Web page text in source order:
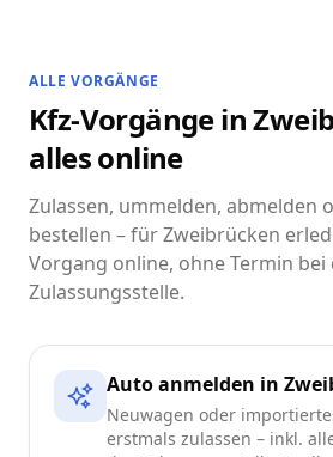
ALLE VORGÄNGE
Kfz-Vorgänge in
alles online
Zulassen, ummelden, abmelden
bestellen – für Zweibrücken
Vorgang online, ohne Termin bei
Zulassungsstelle.
Auto anmelden in
Neuwagen oder
erstmals zulassen – inkl.